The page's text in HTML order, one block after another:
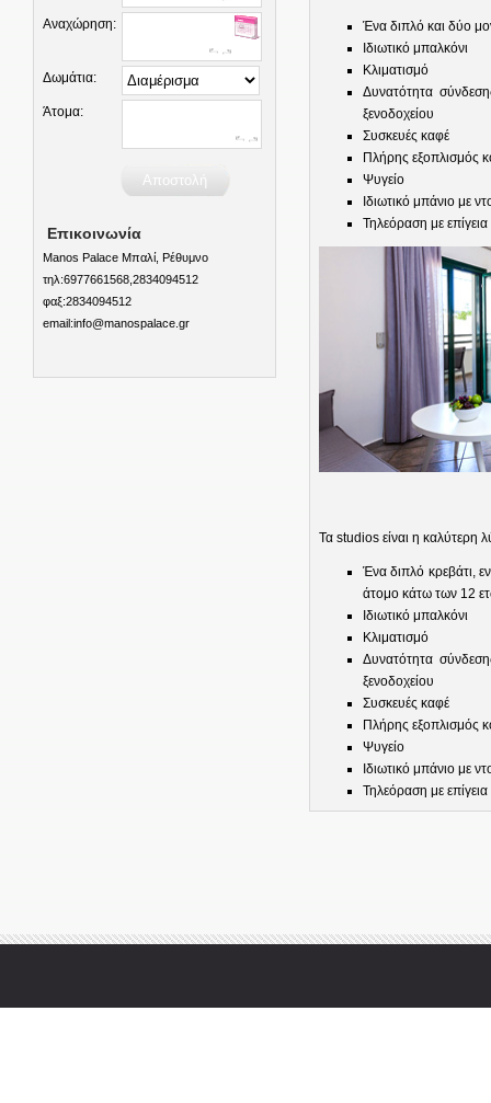
Αναχώρηση:
Δωμάτια:
Άτομα:
Επικοινωνία
Manos Palace Μπαλί, Ρέθυμνο
τηλ:6977661568,2834094512
φαξ:2834094512
email:info@manospalace.gr
Ένα διπλό και δύο
Ιδιωτικό μπαλκόνι
Κλιματισμό
Δυνατότητα
ξενοδοχείου
Συσκευές καφέ
Πλήρης εξοπλισμός
Ψυγείο
Ιδιωτικό μπάνιο με
Τηλεόραση με
Τα studios είναι η καλύτερη
Ένα διπλό κρεβάτι,
άτομο κάτω των 12
Ιδιωτικό μπαλκόνι
Κλιματισμό
Δυνατότητα
ξενοδοχείου
Συσκευές καφέ
Πλήρης εξοπλισμός
Ψυγείο
Ιδιωτικό μπάνιο με
Τηλεόραση με